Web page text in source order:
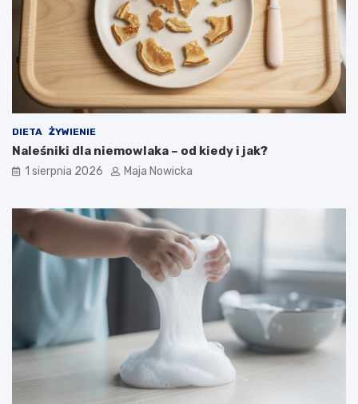
DIETA ŻYWIENIE
Naleśniki dla niemowlaka – od kiedy i jak?
1 sierpnia 2026 Maja Nowicka